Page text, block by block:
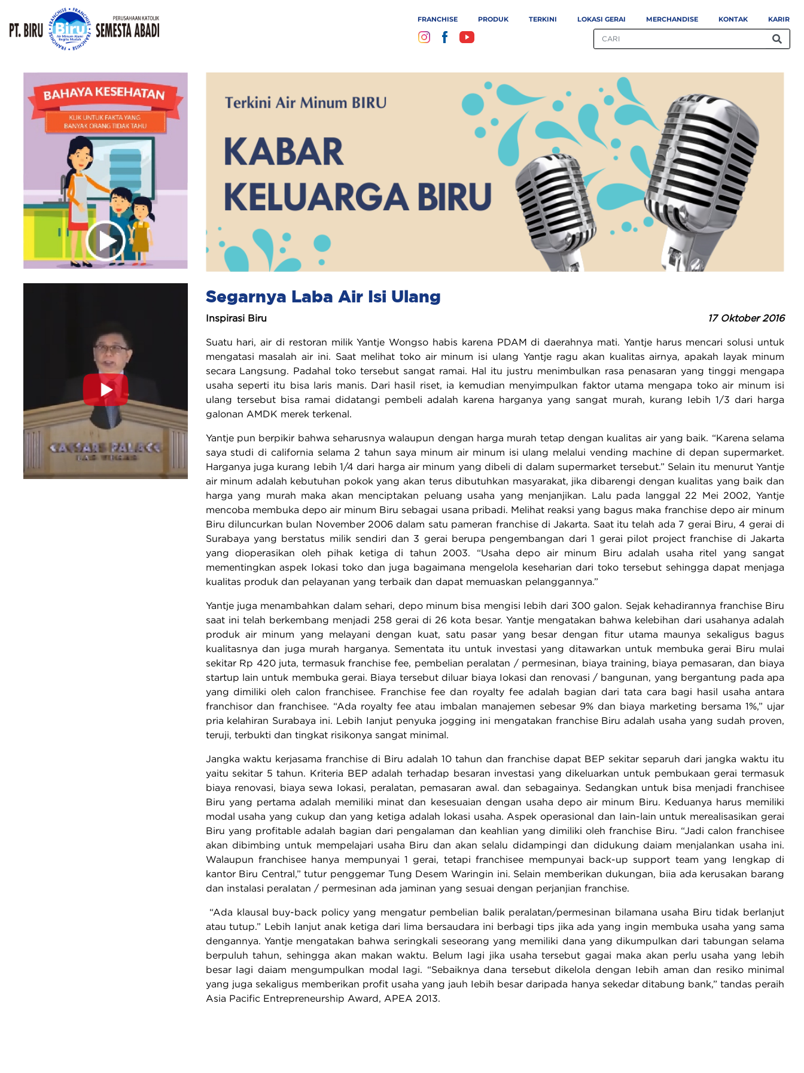
FRANCHISE PRODUK TERKINI LOKASI GERAI MERCHANDISE KONTAK KARIR
Segarnya Laba Air Isi Ulang
Inspirasi Biru 17 Oktober 2016
Suatu hari, air di restoran milik Yantje Wongso habis karena PDAM di daerahnya mati. Yantje harus mencari solusi untuk
mengatasi masalah air ini. Saat melihat toko air minum isi ulang Yantje ragu akan kualitas airnya, apakah layak minum
secara Langsung. Padahal toko tersebut sangat ramai. Hal itu justru menimbulkan rasa penasaran yang tinggi mengapa
usaha seperti itu bisa laris manis. Dari hasil riset, ia kemudian menyimpulkan faktor utama mengapa toko air minum isi
ulang tersebut bisa ramai didatangi pembeli adalah karena harganya yang sangat murah, kurang Iebih 1/3 dari harga
galonan AMDK merek terkenal.
Yantje pun berpikir bahwa seharusnya walaupun dengan harga murah tetap dengan kualitas air yang baik. “Karena selama
saya studi di california selama 2 tahun saya minum air minum isi ulang melalui vending machine di depan supermarket.
Harganya juga kurang Iebih 1/4 dari harga air minum yang dibeli di dalam supermarket tersebut.” Selain itu menurut Yantje
air minum adalah kebutuhan pokok yang akan terus dibutuhkan masyarakat, jika dibarengi dengan kualitas yang baik dan
harga yang murah maka akan menciptakan peluang usaha yang menjanjikan. Lalu pada langgal 22 Mei 2002, Yantje
mencoba membuka depo air minum Biru sebagai usana pribadi. Melihat reaksi yang bagus maka franchise depo air minum
Biru diluncurkan bulan November 2006 dalam satu pameran franchise di Jakarta. Saat itu telah ada 7 gerai Biru, 4 gerai di
Surabaya yang berstatus milik sendiri dan 3 gerai berupa pengembangan dari 1 gerai pilot project franchise di Jakarta
yang dioperasikan oleh pihak ketiga di tahun 2003. “Usaha depo air minum Biru adalah usaha ritel yang sangat
mementingkan aspek Iokasi toko dan juga bagaimana mengelola keseharian dari toko tersebut sehingga dapat menjaga
kualitas produk dan pelayanan yang terbaik dan dapat memuaskan pelanggannya.”
Yantje juga menambahkan dalam sehari, depo minum bisa mengisi Iebih dari 300 galon. Sejak kehadirannya franchise Biru
saat ini telah berkembang menjadi 258 gerai di 26 kota besar. Yantje mengatakan bahwa kelebihan dari usahanya adalah
produk air minum yang melayani dengan kuat, satu pasar yang besar dengan fitur utama maunya sekaligus bagus
kualitasnya dan juga murah harganya. Sementata itu untuk investasi yang ditawarkan untuk membuka gerai Biru mulai
sekitar Rp 420 juta, termasuk franchise fee, pembelian peralatan / permesinan, biaya training, biaya pemasaran, dan biaya
startup lain untuk membuka gerai. Biaya tersebut diluar biaya Iokasi dan renovasi / bangunan, yang bergantung pada apa
yang dimiliki oleh calon franchisee. Franchise fee dan royalty fee adalah bagian dari tata cara bagi hasil usaha antara
franchisor dan franchisee. “Ada royalty fee atau imbalan manajemen sebesar 9% dan biaya marketing bersama 1%,” ujar
pria kelahiran Surabaya ini. Lebih Ianjut penyuka jogging ini mengatakan franchise Biru adalah usaha yang sudah proven,
teruji, terbukti dan tingkat risikonya sangat minimal.
Jangka waktu kerjasama franchise di Biru adalah 10 tahun dan franchise dapat BEP sekitar separuh dari jangka waktu itu
yaitu sekitar 5 tahun. Kriteria BEP adalah terhadap besaran investasi yang dikeluarkan untuk pembukaan gerai termasuk
biaya renovasi, biaya sewa Iokasi, peralatan, pemasaran awal. dan sebagainya. Sedangkan untuk bisa menjadi franchisee
Biru yang pertama adalah memiliki minat dan kesesuaian dengan usaha depo air minum Biru. Keduanya harus memiliki
modal usaha yang cukup dan yang ketiga adalah lokasi usaha. Aspek operasional dan Iain-lain untuk merealisasikan gerai
Biru yang profitable adalah bagian dari pengalaman dan keahlian yang dimiliki oleh franchise Biru. “Jadi calon franchisee
akan dibimbing untuk mempelajari usaha Biru dan akan selalu didampingi dan didukung daiam menjalankan usaha ini.
Walaupun franchisee hanya mempunyai 1 gerai, tetapi franchisee mempunyai back-up support team yang Iengkap di
kantor Biru Central,” tutur penggemar Tung Desem Waringin ini. Selain memberikan dukungan, biia ada kerusakan barang
dan instalasi peraIatan / permesinan ada jaminan yang sesuai dengan perjanjian franchise.
“Ada klausal buy-back policy yang mengatur pembelian balik peralatan/permesinan bilamana usaha Biru tidak berlanjut
atau tutup.” Lebih Ianjut anak ketiga dari lima bersaudara ini berbagi tips jika ada yang ingin membuka usaha yang sama
dengannya. Yantje mengatakan bahwa seringkali seseorang yang memiliki dana yang dikumpulkan dari tabungan selama
berpuluh tahun, sehingga akan makan waktu. Belum Iagi jika usaha tersebut gagai maka akan perlu usaha yang lebih
besar Iagi daiam mengumpulkan modal Iagi. “Sebaiknya dana tersebut dikelola dengan Iebih aman dan resiko minimal
yang juga sekaligus memberikan profit usaha yang jauh Iebih besar daripada hanya sekedar ditabung bank,” tandas peraih
Asia Pacific Entrepreneurship Award, APEA 2013.